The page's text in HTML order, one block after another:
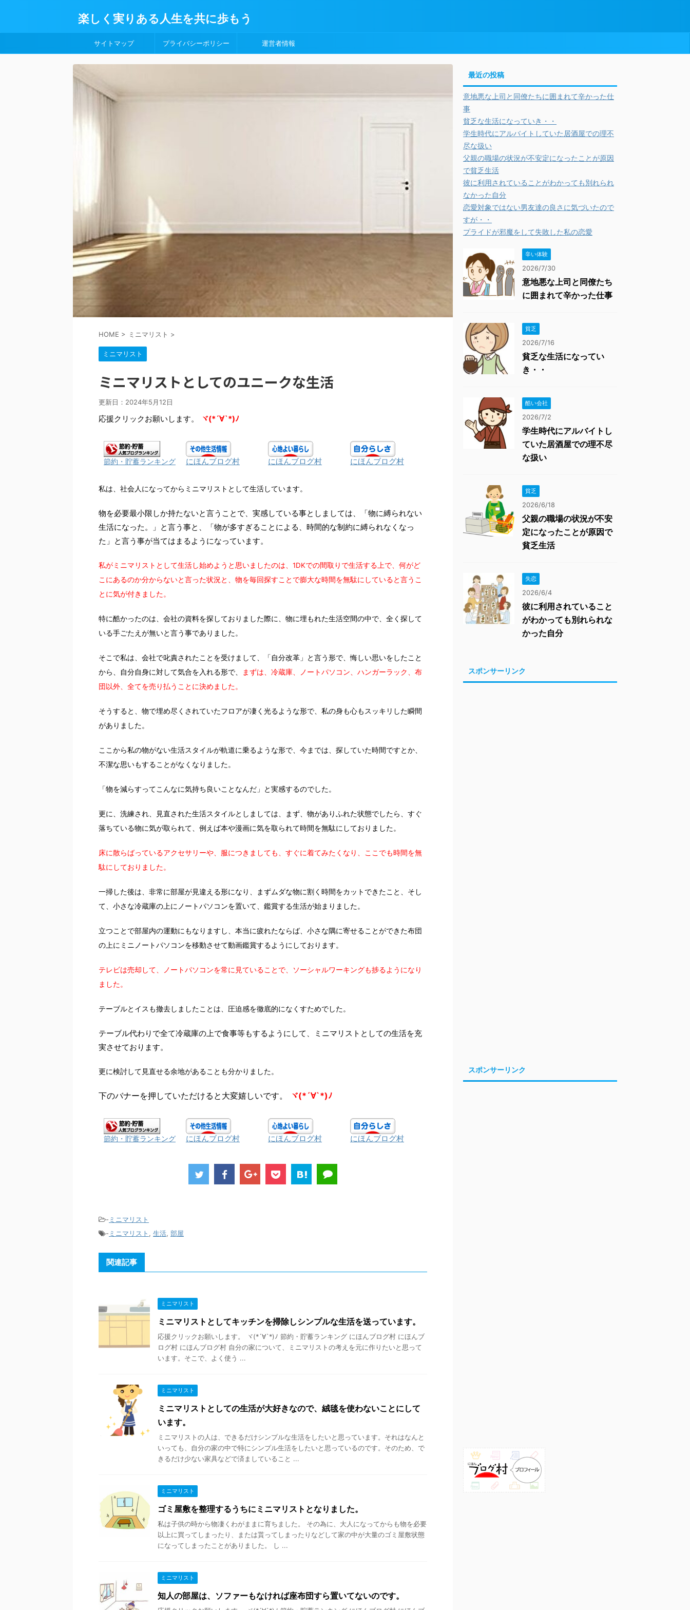
楽しく実りある人生を共に歩もう
サイトマップ プライバシーポリシー 運営者情報
HOME > ミニマリスト >
ミニマリスト
ミニマリストとしてのユニークな生活
更新日： 2024年5月12日
応援クリックお願いします。 ヾ(*´∀`*)ﾉ
節約・貯蓄ランキング にほんブログ村 にほんブログ村 にほんブログ村
私は、社会人になってからミニマリストとして生活しています。
物を必要最小限しか持たないと言うことで、実感している事としましては、「物に縛られない
生活になった。」と言う事と、「物が多すぎることによる、時間的な制約に縛られなくなっ
た」と言う事が当てはまるようになっています。
私がミニマリストとして生活し始めようと思いましたのは、1DKでの間取りで生活する上で、何がど
こにあるのか分からないと言った状況と、物を毎回探すことで膨大な時間を無駄にしていると言うこ
とに気が付きました。
特に酷かったのは、会社の資料を探しておりました際に、物に埋もれた生活空間の中で、全く探して
いる手ごたえが無いと言う事でありました。
そこで私は、会社で叱責されたことを受けまして、「自分改革」と言う形で、悔しい思いをしたこと
から、自分自身に対して気合を入れる形で、
まずは、冷蔵庫、ノートパソコン、ハンガーラック、布
団以外、全てを売り払うことに決めました。
そうすると、物で埋め尽くされていたフロアが凄く光るような形で、私の身も心もスッキリした瞬間
がありました。
ここから私の物がない生活スタイルが軌道に乗るような形で、今までは、探していた時間ですとか、
不潔な思いもすることがなくなりました。
「物を減らすってこんなに気持ち良いことなんだ」と実感するのでした。
更に、洗練され、見直された生活スタイルとしましては、まず、物がありふれた状態でしたら、すぐ
落ちている物に気が取られて、例えば本や漫画に気を取られて時間を無駄にしておりました。
床に散らばっているアクセサリーや、服につきましても、すぐに着てみたくなり、ここでも時間を無
駄にしておりました。
一掃した後は、非常に部屋が見違える形になり、まずムダな物に割く時間をカットできたこと、そし
て、小さな冷蔵庫の上にノートパソコンを置いて、鑑賞する生活が始まりました。
立つことで部屋内の運動にもなりますし、本当に疲れたならば、小さな隅に寄せることができた布団
の上にミニノートパソコンを移動させて動画鑑賞するようにしております。
テレビは売却して、ノートパソコンを常に見ていることで、ソーシャルワーキングも捗るようになり
ました。
テーブルとイスも撤去しましたことは、圧迫感を徹底的になくすためでした。
テーブル代わりで全て冷蔵庫の上で食事等もするようにして、ミニマリストとしての生活を充
実させております。
更に検討して見直せる余地があることも分かりました。
下のバナーを押していただけると大変嬉しいです。 ヾ(*´∀`*)ﾉ
節約・貯蓄ランキング にほんブログ村 にほんブログ村 にほんブログ村
- ミニマリスト
- ミニマリスト , 生活, 部屋
関連記事
ミニマリスト
ミニマリストとしてキッチンを掃除しシンプルな生活を送っています。
応援クリックお願いします。 ヾ(*´∀`*)ﾉ 節約・貯蓄ランキング にほんブログ村 にほんブ
ログ村 にほんブログ村 自分の家について、ミニマリストの考えを元に作りたいと思って
います。そこで、よく使う ...
ミニマリスト
ミニマリストとしての生活が大好きなので、絨毯を使わないことにして
います。
ミニマリストの人は、できるだけシンプルな生活をしたいと思っています。それはなんと
いっても、自分の家の中で特にシンプル生活をしたいと思っているのです。そのため、で
きるだけ少ない家具などで済ましていること ...
ミニマリスト
ゴミ屋敷を整理するうちにミニマリストとなりました。
私は子供の時から物凄くわがままに育ちました。 その為に、大人になってからも物を必要
以上に買ってしまったり、または貰ってしまったりなどして家の中が大量のゴミ屋敷状態
になってしまったことがありました。 し ...
ミニマリスト
知人の部屋は、ソファーもなければ座布団すら置いてないのです。
最近の投稿
意地悪な上司と同僚たちに囲まれて辛かった仕
事
貧乏な生活になっていき・・
学生時代にアルバイトしていた居酒屋での理不
尽な扱い
父親の職場の状況が不安定になったことが原因
で貧乏生活
彼に利用されていることがわかっても別れられ
なかった自分
恋愛対象ではない男友達の良さに気づいたので
すが・・
プライドが邪魔をして失敗した私の恋愛
辛い体験
2026/7/30
意地悪な上司と同僚たち
に囲まれて辛かった仕事
貧乏
2026/7/16
貧乏な生活になってい
き・・
酷い会社
2026/7/2
学生時代にアルバイトし
ていた居酒屋での理不尽
な扱い
貧乏
2026/6/18
父親の職場の状況が不安
定になったことが原因で
貧乏生活
失恋
2026/6/4
彼に利用されていること
がわかっても別れられな
かった自分
スポンサーリンク
スポンサーリンク